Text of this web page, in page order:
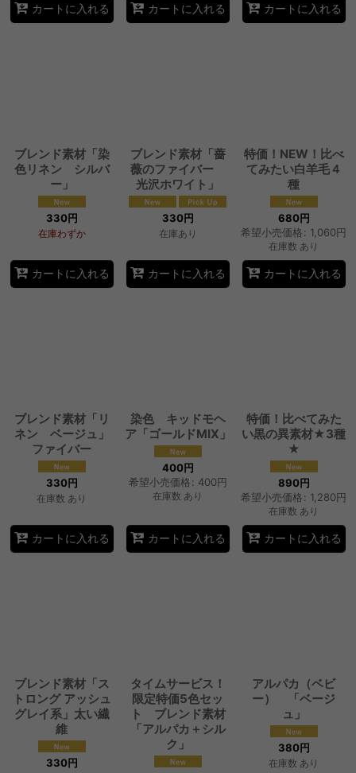
カートに入れる カートに入れる カートに入れる
ブレンド素材「染
色リネン シルバ
ー」
330円
在庫わずか
カートに入れる
ブレンド素材「薔
薇のファイバー
光沢ホワイト」
330円
在庫あり
カートに入れる
特価！NEW！比べ
てみたい白羊毛４
種
680円
希望小売価格: 1,060円
在庫数 あり
カートに入れる
ブレンド素材「リ
ネン ベージュ」
ファイバー
330円
在庫数 あり
カートに入れる
染色 キッドモヘ
ア「ゴールドMIX」
400円
希望小売価格: 400円
在庫数 あり
カートに入れる
特価！比べてみた
い黒の異素材★3種
★
890円
希望小売価格: 1,280円
在庫数 あり
カートに入れる
ブレンド素材「ス
トロング アッシュ
グレイ系」太い繊
維
330円
タイムサービス！
限定特価5色セッ
ト ブレンド素材
「アルパカ＋シル
ク」
アルパカ（ベビ
ー） 「ベージ
ュ」
380円
在庫数 あり